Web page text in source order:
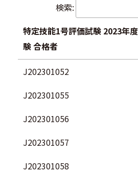
検索:
特定技能1号評価試験 2023年
験 合格者
J202301052
J202301055
J202301056
J202301057
J202301058